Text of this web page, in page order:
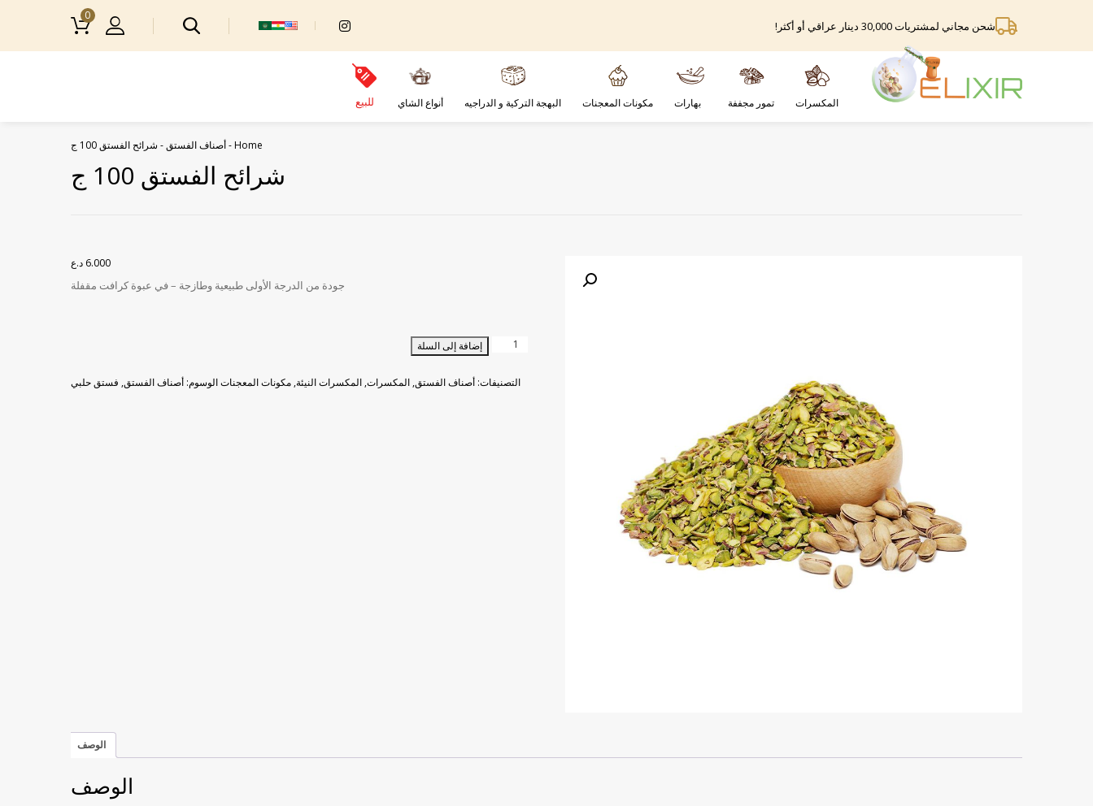
شحن مجاني لمشتريات 30,000 دينار عراقي أو أكثر!
0
المكسرات تمور مجففة بهارات مكونات المعجنات البهجة التركية و الدراجيه أنواع الشاي للبيع
Home
-أصناف الفستق- شرائح الفستق 100 ج
شرائح الفستق 100 ج
6.000 د.ع
جودة من الدرجة الأولى طبيعية وطازجة – في عبوة كرافت مقفلة
كمية
100
إضافة إلى السلة
التصنيفات: أصناف الفستق, المكسرات, المكسرات النيئة, مكونات المعجناتالوسوم: أصناف الفستق, فستق حلبي
الوصف
الوصف